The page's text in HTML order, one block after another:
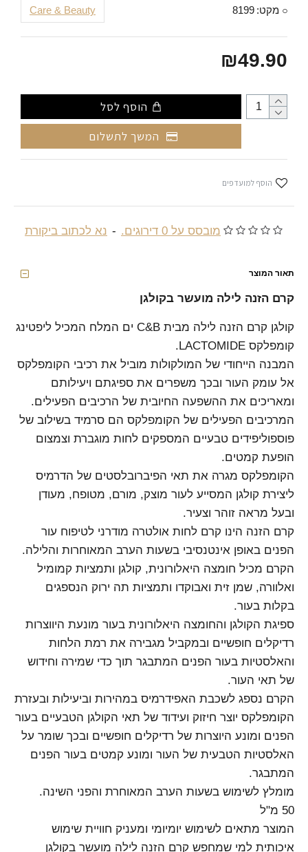
מובסס על 0 דירוגים. - נא לכתוב ביקורת
₪49.90
מקט: 8199
Care & Beauty
הוסף לסל
המשך לתשלום
הוסף למועדפים
תאור המוצר
קרם הזנה לילה מועשר בקולגן
קולגן קרם הזנה לילה מבית C&B ים המלח המכיל ליפטינג
קומפלקס LACTOMIDE.
המבנה הייחודי של המולקולות מוביל את רכיבי הקומפלקס
אל עומק העור ובכך משפרים את ספיגתם ויעילותם
ומאריכים את ההשפעה החיובית של הרכיבים הפעילים.
המרכיבים הפעילים של הקומפלקס הם סרמיד בשילוב של
פוספוליפידים טבעיים המספקים לחות מוגברת וצמצום
הופעת קמטים.
הקומפלקס מגרה את תאי הפיברובלסטים של הדרמיס
ליצירת קולגן המסייע לעור מוצק, מורם, מטופח, מעודן
ובעל מראה זוהר וצעיר.
קרם הזנה הינו קרם לחות אולטרה מודרני לטיפוח עור
הפנים באופן אינטנסיבי בשעות הערב המאוחרות והלילה.
הקרם מכיל חומצה היאלורונית, קולגן ותמציות קמומיל
ואלוורה, שמן זית ואבוקדו ותמציות תה ירוק הנספגים
בקלות בעור.
ספיגת הקולגן והחומצה היאלורונית בעור מונעת היווצרות
רדיקלים חופשיים ובמקביל מגבירה את רמת הלחות
והאלסטיות בעור הפנים המתבגר תוך כדי שמירה וחידוש
של תאי העור.
הקרם נספג לשכבת האפידרמיס במהירות וביעילות ובעזרת
הקומפלקס יוצר חיזוק ועידוד של תאי הקולגן הטבעיים בעור
הפנים ומונע היוצרות של רדיקלים חופשיים ובכך שומר על
האלסטיות הטבעית של העור ומונע קמטים בעור הפנים
המתבגר.
מומלץ לשימוש בשעות הערב המאוחרת והפני השינה.
50 מ"ל
המוצר מתאים לשימוש יומיומי ומעניק חוויית שימוש
איכותית למי שמחפש קרם הזנה לילה מועשר בקולגן